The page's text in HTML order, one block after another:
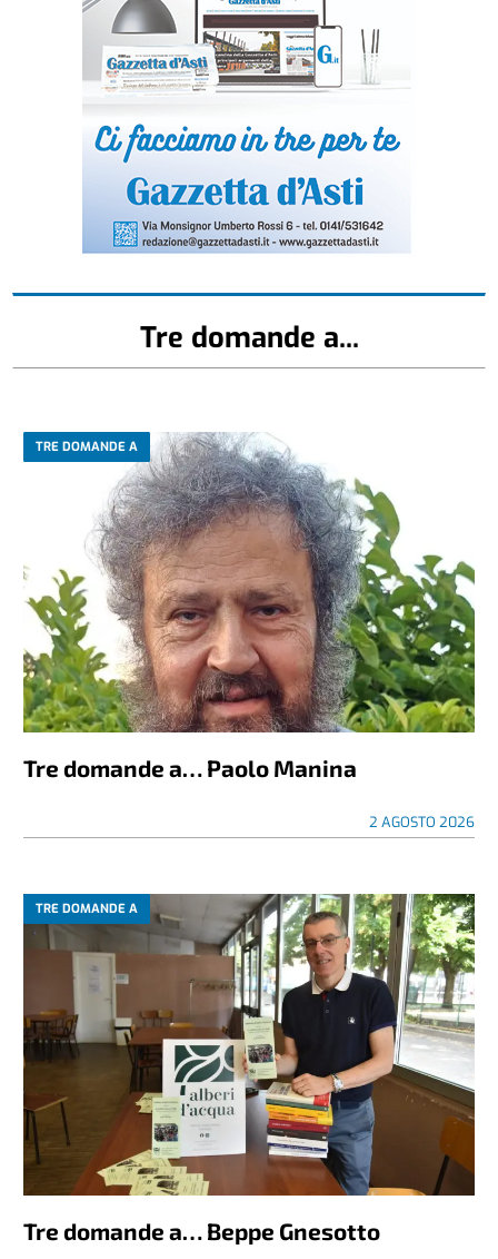
Tre domande a...
TRE DOMANDE A
Tre domande a… Paolo Manina
2 AGOSTO 2026
TRE DOMANDE A
Tre domande a… Beppe Gnesotto